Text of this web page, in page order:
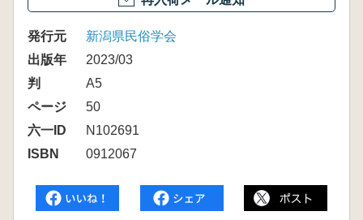
発行元
新潟県民俗学会
出版年
2023/03
判
A5
ページ
50
六一ID
N102691
ISBN
0912067